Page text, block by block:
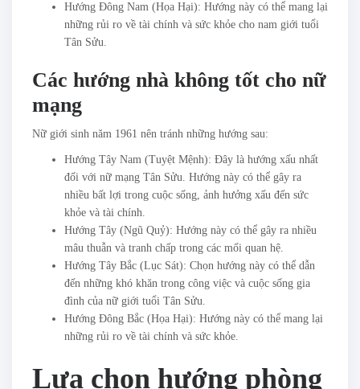
Hướng Đông Nam (Họa Hại): Hướng này có thể mang lại
những rủi ro về tài chính và sức khỏe cho nam giới tuổi
Tân Sửu.
Các hướng nhà không tốt cho nữ
mạng
Nữ giới sinh năm 1961 nên tránh những hướng sau:
Hướng Tây Nam (Tuyệt Mệnh): Đây là hướng xấu nhất
đối với nữ mạng Tân Sửu. Hướng này có thể gây ra
nhiều bất lợi trong cuộc sống, ảnh hưởng xấu đến sức
khỏe và tài chính.
Hướng Tây (Ngũ Quỷ): Hướng này có thể gây ra nhiều
mâu thuẫn và tranh chấp trong các mối quan hệ.
Hướng Tây Bắc (Lục Sát): Chọn hướng này có thể dẫn
đến những khó khăn trong công việc và cuộc sống gia
đình của nữ giới tuổi Tân Sửu.
Hướng Đông Bắc (Họa Hại): Hướng này có thể mang lại
những rủi ro về tài chính và sức khỏe.
Lựa chọn hướng phòng